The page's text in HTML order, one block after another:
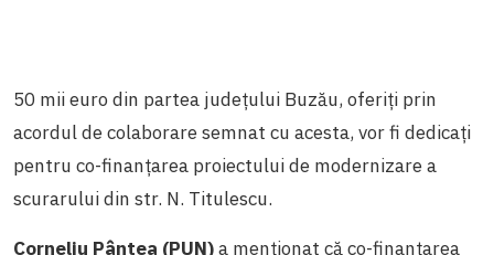
50 mii euro din partea județului Buzău, oferiți prin
acordul de colaborare semnat cu acesta, vor fi dedicați
pentru co-finanțarea proiectului de modernizare a
scurarului din str. N. Titulescu.
Corneliu Pântea (PUN)a menționat că co-finanțarea